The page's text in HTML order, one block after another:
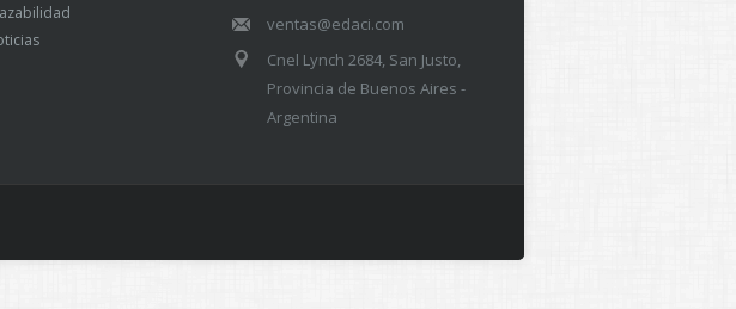
ventas@edaci.com
Cnel Lynch 2684, San Justo,
Provincia de Buenos Aires -
Argentina